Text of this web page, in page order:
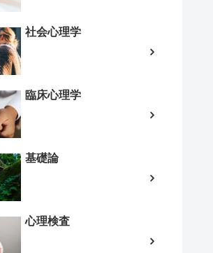
社会心理学
臨床心理学
基礎論
心理検査